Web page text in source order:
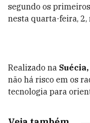
segundo os
nesta quarta-feira, 2,
Realizado na Suécia,
não há risco em os
tecnologia para